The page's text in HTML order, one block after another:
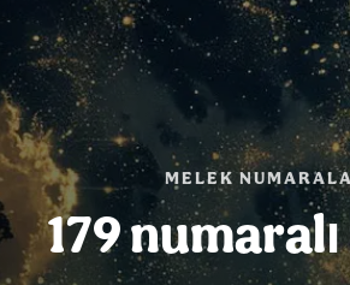
MELEK
179